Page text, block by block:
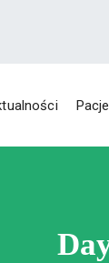
Św.
Rafała w